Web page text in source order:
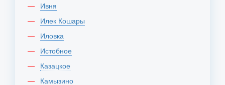
Ивня
Илек Кошары
Иловка
Истобное
Казацкое
Камызино